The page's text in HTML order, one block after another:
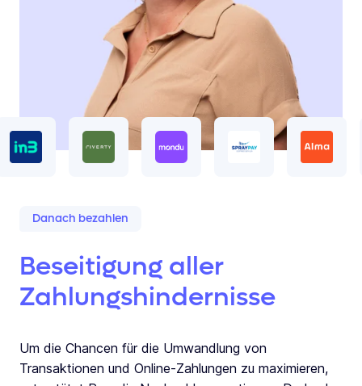
Danach bezahlen
Beseitigung aller
Zahlungshindernisse
Um die Chancen für die Umwandlung von
Transaktionen und Online-Zahlungen zu maximieren,